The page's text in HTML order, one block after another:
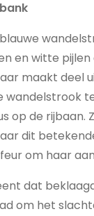
en witte
maakt deel
wandelstrook
op de rijbaan.
dit
om haar
dat
om het